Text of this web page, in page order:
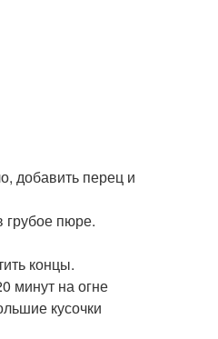
добавить перец и
грубое пюре.
концы.
минут на огне
кусочки